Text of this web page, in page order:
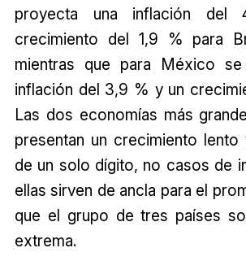
proyecta una inflación
crecimiento del 1,9 % para
mientras que para México
inflación del 3,9 % y un
Las dos economías más
presentan un crecimiento lento
de un solo dígito, no casos de
ellas sirven de ancla para el
que el grupo de tres países
extrema.